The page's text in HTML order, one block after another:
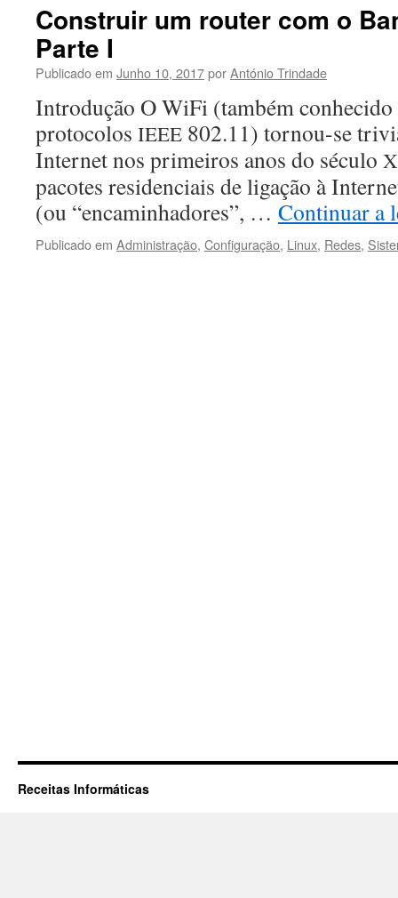
Construir um router com o
Parte I
Publicado em Junho 10, 2017porAntónio Trindade
Intro­dução O WiFi (tam­bém
pro­to­co­los IEEE 802.11) tornou-se
Inter­net nos primeiros anos do sécu­lo
pacotes res­i­den­ci­ais de lig­ação à
(ou “encam­in­hadores”, … Con­tin­uar a
Publicado em Administração, Configuração, Linux, Redes,
Receitas Informáticas